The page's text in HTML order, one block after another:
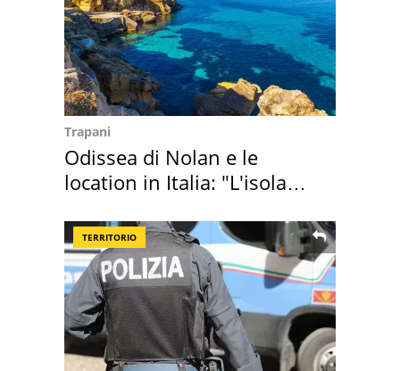
Trapani
Odissea di Nolan e le
location in Italia: "L'isola
TERRITORIO